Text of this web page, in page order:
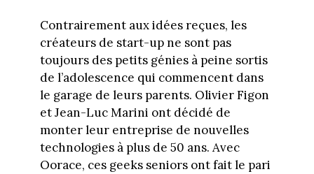
Contrairement aux idées reçues, les
créateurs de start-up ne sont pas
toujours des petits génies à peine sortis
de l’adolescence qui commencent dans
le garage de leurs parents. Olivier Figon
et Jean-Luc Marini ont décidé de
monter leur entreprise de nouvelles
technologies à plus de 50 ans. Avec
Oorace, ces geeks seniors ont fait le pari